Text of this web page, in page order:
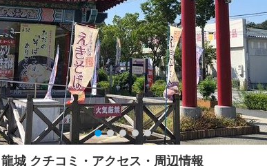
城 クチコミ・アクセス・周辺情報